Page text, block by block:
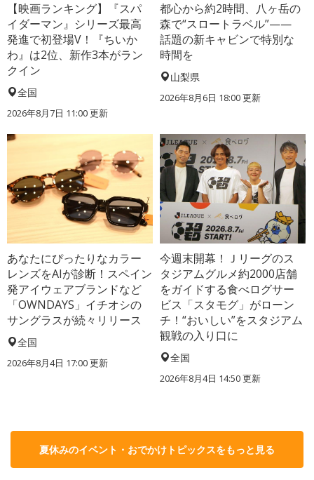
【映画ランキング】『スパ
イダーマン』シリーズ最高
発進で初登場V！『ちいか
わ』は2位、新作3本がラン
クイン
全国
2026年8月7日 11:00更新
都心から約2時間、八ヶ岳の
森で“スロートラベル”——
話題の新キャビンで特別な
時間を
山梨県
2026年8月6日 18:00更新
あなたにぴったりなカラー
レンズをAIが診断！スペイン
発アイウェアブランドなど
「OWNDAYS」イチオシの
サングラスが続々リリース
全国
2026年8月4日 17:00更新
今週末開幕！Ｊリーグのス
タジアムグルメ約2000店舗
をガイドする食べログサー
ビス「スタモグ」がローン
チ！“おいしい”をスタジアム
観戦の入り口に
全国
2026年8月4日 14:50更新
夏休みのイベント・おでかけトピックスをもっと見る